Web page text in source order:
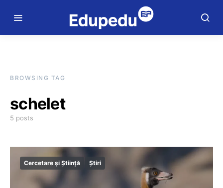
BROWSING TAG
schelet
5 posts
Cercetare și Știință Știri